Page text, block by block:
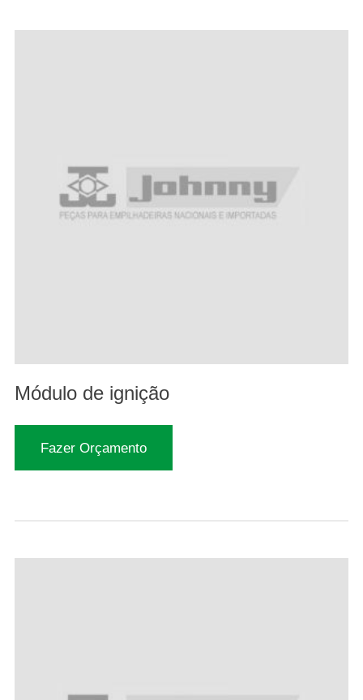
Módulo de ignição
Fazer Orçamento